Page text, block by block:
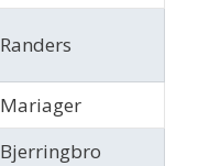
Randers
Mariager
Bjerringbro